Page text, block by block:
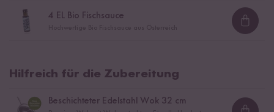
4 EL Bio Fischsauce
Hilfreich für die Zubereitung
Beschichteter Edelstahl Wok 32 cm